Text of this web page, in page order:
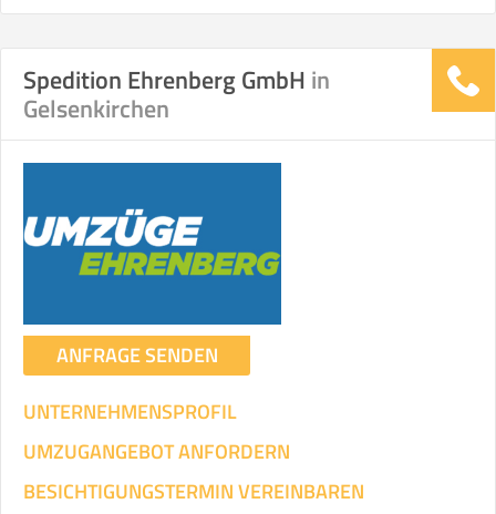
Spedition Ehrenberg GmbH in
Gelsenkirchen
ANFRAGE SENDEN
UNTERNEHMENSPROFIL
UMZUGANGEBOT ANFORDERN
BESICHTIGUNGSTERMIN VEREINBAREN